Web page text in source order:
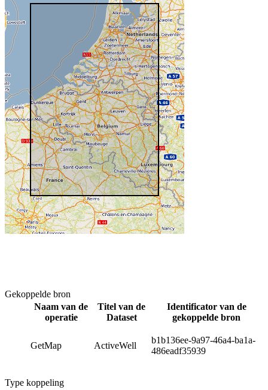
Gekoppelde bron
Naam van de
operatie
Titel van de
Dataset
Identificator van de
gekoppelde bron
GetMap ActiveWell
b1b136ee-9a97-46a4-ba1a-
486eadf35939
Type koppeling